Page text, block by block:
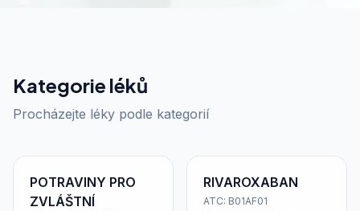
Kategorie léků
Procházejte léky podle kategorií
POTRAVINY PRO
ZVLÁŠTNÍ
RIVAROXABAN
ATC: B01AF01